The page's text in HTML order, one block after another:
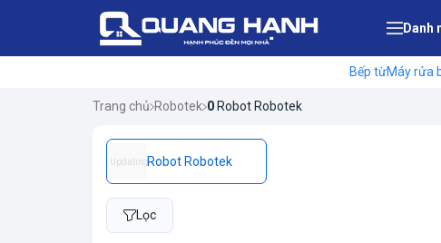
Danh
Bếp từMáy rửa
Trang chủ Robotek 0 Robot Robotek
UpdatingRobot Robotek
Lọc